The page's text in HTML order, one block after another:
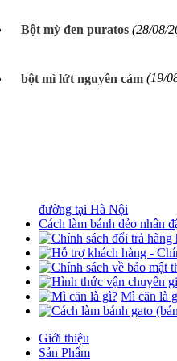
Bột mỳ đen puratos (28/08/
bột mì lứt nguyên cám (19/
đường tại Hà Nội
Cách làm bánh dẻo nhân
Mì căn là
Giới thiệu
Sản Phẩm